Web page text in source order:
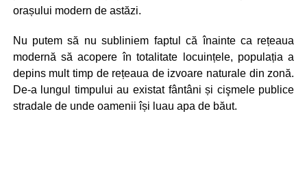
orașului modern de astăzi.
Nu putem să nu subliniem faptul că înainte ca rețeaua
modernă să acopere în totalitate locuințele, populația a
depins mult timp de rețeaua de izvoare naturale din zonă.
De-a lungul timpului au existat fântâni și cişmele publice
stradale de unde oamenii își luau apa de băut.